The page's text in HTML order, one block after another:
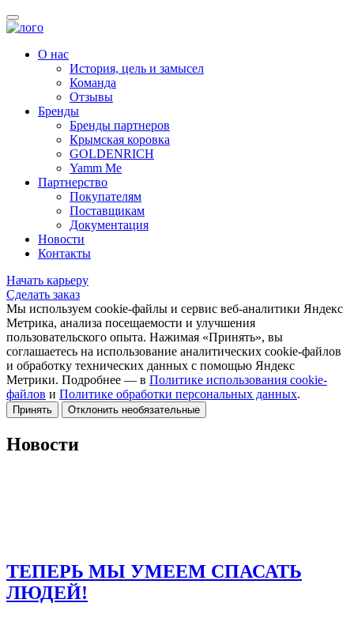
О нас
История, цель и замысел
Команда
Отзывы
Бренды
Бренды партнеров
Крымская коровка
GOLDENRICH
Yamm Me
Партнерство
Покупателям
Поставщикам
Документация
Новости
Контакты
Начать карьеру
Сделать заказ
Мы используем cookie-файлы и сервис веб-аналитики Яндекс
Метрика, анализа посещаемости и улучшения
пользовательского опыта. Нажимая «Принять», вы
соглашаетесь на использование аналитических cookie-файлов
и обработку технических данных с помощью Яндекс
Метрики. Подробнее — в Политике использования cookie-
файлов и Политике обработки персональных данных.
Принять Отклонить необязательные
Новости
ТЕПЕРЬ МЫ УМЕЕМ СПАСАТЬ
ЛЮДЕЙ!